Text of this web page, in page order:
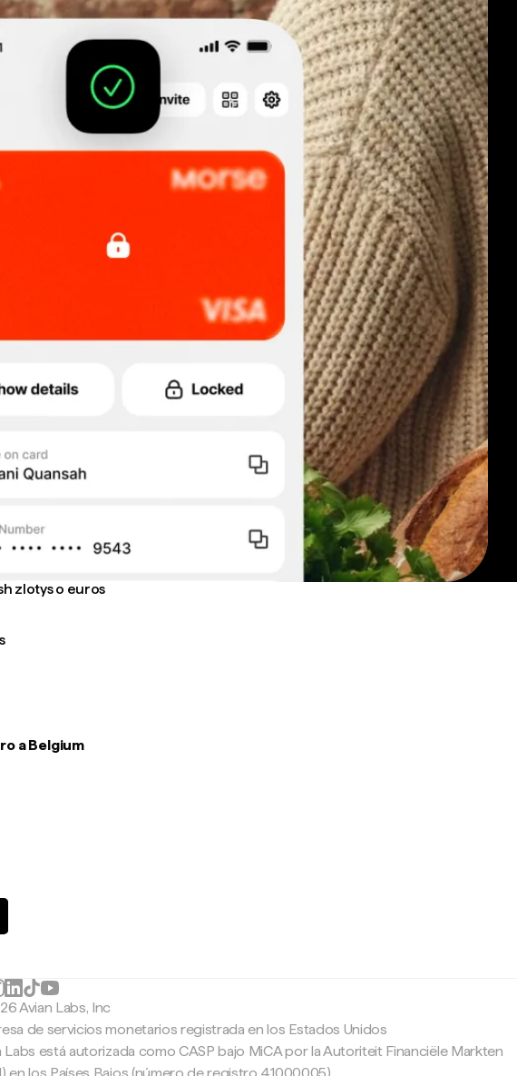
zlotys o euros
a Belgium
Avian Labs, Inc
de servicios monetarios registrada en los Estados Unidos
Labs está autorizada como CASP bajo MiCA por la Autoriteit Financiële Markten